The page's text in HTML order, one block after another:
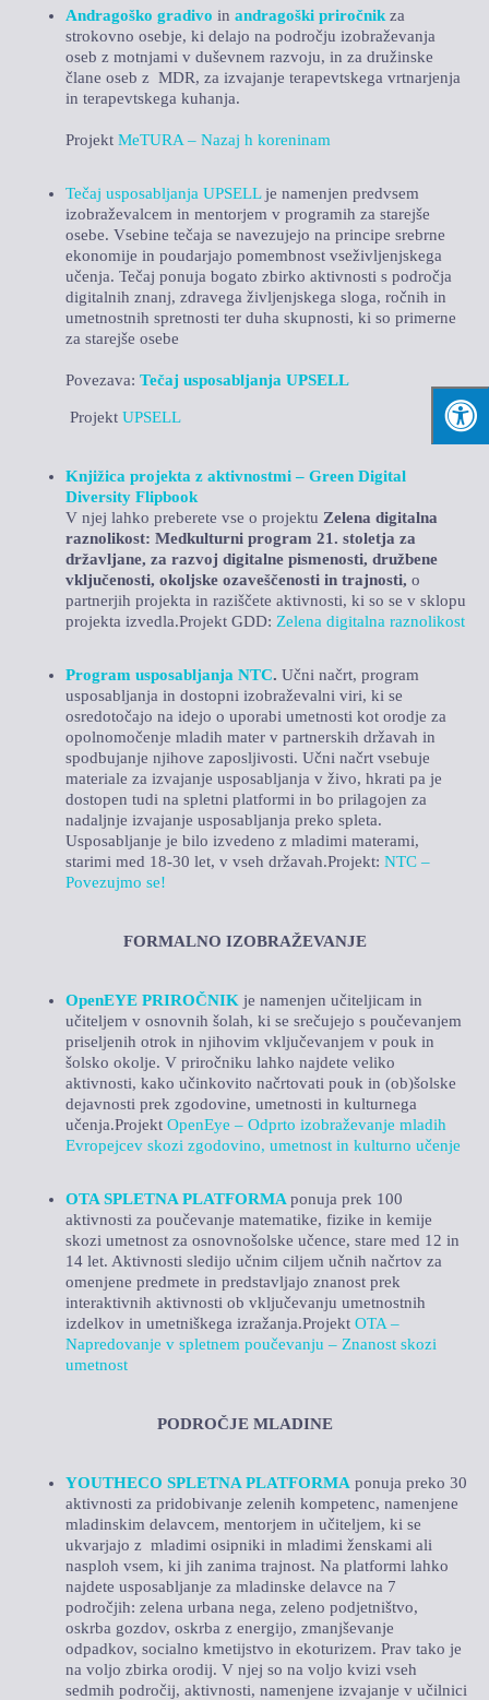
Andragoško gradivo in andragoški priročnikza
strokovno osebje, ki delajo na področju izobraževanja
oseb z motnjami v duševnem razvoju, in za družinske
člane oseb z MDR, za izvajanje terapevtskega vrtnarjenja
in terapevtskega kuhanja.
Projekt MeTURA – Nazaj h koreninam
Tečaj usposabljanja UPSELLje namenjen predvsem
izobraževalcem in mentorjem v programih za starejše
osebe. Vsebine tečaja se navezujejo na principe srebrne
ekonomije in poudarjajo pomembnost vseživljenjskega
učenja. Tečaj ponuja bogato zbirko aktivnosti s področja
digitalnih znanj, zdravega življenjskega sloga, ročnih in
umetnostnih spretnosti ter duha skupnosti, ki so primerne
za starejše osebe
Povezava: Tečaj usposabljanja UPSELL
Projekt UPSELL
Knjižica projekta z aktivnostmi – Green Digital
Diversity Flipbook
V njej lahko preberete vse o projektu Zelena digitalna
raznolikost: Medkulturni program 21. stoletja za
državljane, za razvoj digitalne pismenosti, družbene
vključenosti, okoljske ozaveščenosti in trajnosti, o
partnerjih projekta in raziščete aktivnosti, ki so se v sklopu
projekta izvedla.Projekt GDD: Zelena digitalna raznolikost
Program usposabljanja NTC. Učni načrt, program
usposabljanja in dostopni izobraževalni viri, ki se
osredotočajo na idejo o uporabi umetnosti kot orodje za
opolnomočenje mladih mater v partnerskih državah in
spodbujanje njihove zaposljivosti. Učni načrt vsebuje
materiale za izvajanje usposabljanja v živo, hkrati pa je
dostopen tudi na spletni platformi in bo prilagojen za
nadaljnje izvajanje usposabljanja preko spleta.
Usposabljanje je bilo izvedeno z mladimi materami,
starimi med 18-30 let, v vseh državah.Projekt: NTC –
Povezujmo se!
FORMALNO IZOBRAŽEVANJE
OpenEYE PRIROČNIK je namenjen učiteljicam in
učiteljem v osnovnih šolah, ki se srečujejo s poučevanjem
priseljenih otrok in njihovim vključevanjem v pouk in
šolsko okolje. V priročniku lahko najdete veliko
aktivnosti, kako učinkovito načrtovati pouk in (ob)šolske
dejavnosti prek zgodovine, umetnosti in kulturnega
učenja.Projekt OpenEye – Odprto izobraževanje mladih
Evropejcev skozi zgodovino, umetnost in kulturno učenje
OTA SPLETNA PLATFORMA ponuja prek 100
aktivnosti za poučevanje matematike, fizike in kemije
skozi umetnost za osnovnošolske učence, stare med 12 in
14 let. Aktivnosti sledijo učnim ciljem učnih načrtov za
omenjene predmete in predstavljajo znanost prek
interaktivnih aktivnosti ob vključevanju umetnostnih
izdelkov in umetniškega izražanja.Projekt OTA –
Napredovanje v spletnem poučevanju – Znanost skozi
umetnost
PODROČJE MLADINE
YOUTHECO SPLETNA PLATFORMA ponuja preko 30
aktivnosti za pridobivanje zelenih kompetenc, namenjene
mladinskim delavcem, mentorjem in učiteljem, ki se
ukvarjajo z mladimi osipniki in mladimi ženskami ali
nasploh vsem, ki jih zanima trajnost. Na platformi lahko
najdete usposabljanje za mladinske delavce na 7
področjih: zelena urbana nega, zeleno podjetništvo,
oskrba gozdov, oskrba z energijo, zmanjševanje
odpadkov, socialno kmetijstvo in ekoturizem. Prav tako je
na voljo zbirka orodij. V njej so na voljo kvizi vseh
sedmih področij, aktivnosti, namenjene izvajanje v učilnici